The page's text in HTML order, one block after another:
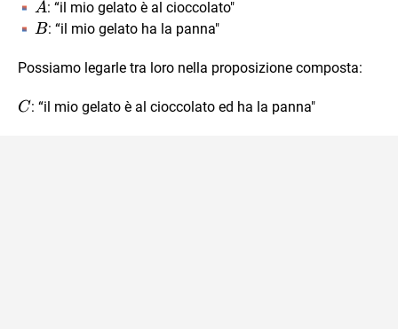
A
A: “il mio gelato è al cioccolato"
B
B: “il mio gelato ha la panna"
Possiamo legarle tra loro nella proposizione composta:
C
C: “il mio gelato è al cioccolato ed ha la panna"